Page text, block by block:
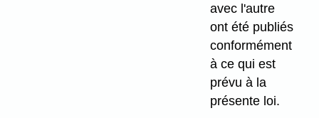
avec l'autre
ont été publiés
conformément
à ce qui est
prévu à la
présente loi.